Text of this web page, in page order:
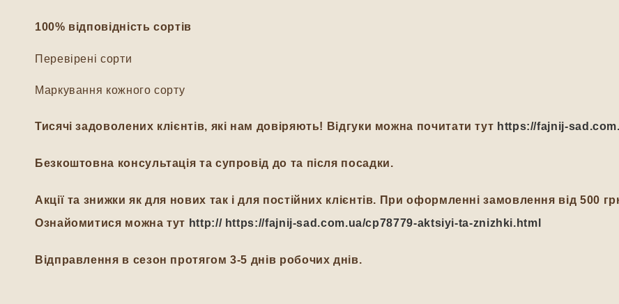
100% відповідність сортів
Перевірені сорти
Маркування кожного сорту
Тисячі задоволених клієнтів, які нам довіряють! Відгуки можна почитати тут https://fajnij-
Безкоштовна консультація та супровід до та після посадки.
Акції та знижки як для нових так і для постійних клієнтів. При оформленні замовлення від 500
Ознайомитися можна тут http:// https://fajnij-sad.com.ua/cp78779-aktsiyi-ta-znizhki.html
Відправлення в сезон протягом 3-5 днів робочих днів.